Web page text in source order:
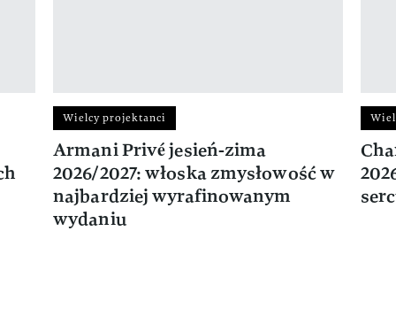
Wielcy projektanci
Armani Privé jesień-zima
2026/2027: włoska zmysłowość w
najbardziej wyrafinowanym
wydaniu